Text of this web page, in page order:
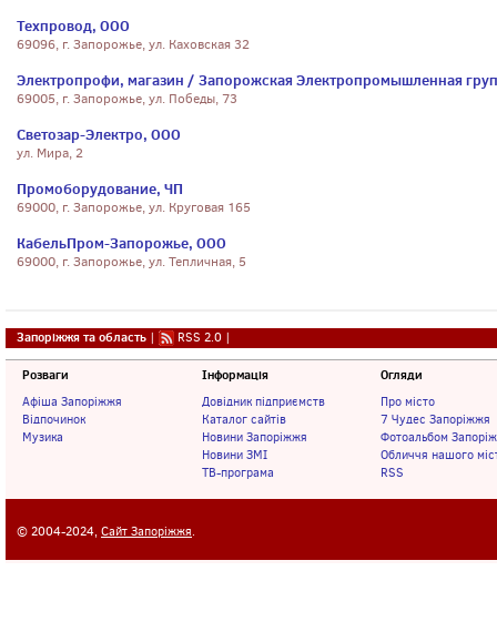
Техпровод, ООО
69096, г. Запорожье, ул. Каховская 32
Электропрофи, магазин / Запорожская Электропромышленная
69005, г. Запорожье, ул. Победы, 73
Светозар-Электро, ООО
ул. Мира, 2
Промоборудование, ЧП
69000, г. Запорожье, ул. Круговая 165
КабельПром-Запорожье, ООО
69000, г. Запорожье, ул. Тепличная, 5
Запоріжжя та область | RSS 2.0 |
Розваги
Афіша Запоріжжя
Відпочинок
Музика
Інформація
Довідник підприємств
Каталог сайтів
Новини Запоріжжя
Новини ЗМІ
ТВ-програма
Огляди
Про місто
7 Чудес Запоріжжя
Фотоальбом
Обличчя нашого
RSS
© 2004-2024, Сайт Запоріжжя.